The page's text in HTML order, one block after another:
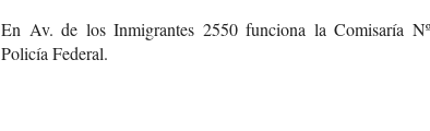
En Av. de los Inmigrantes 2550 funciona la Comisaría
Policía Federal.